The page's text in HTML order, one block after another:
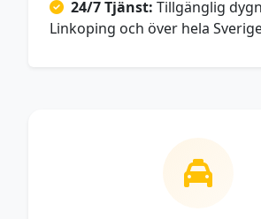
24/7 Tjänst: Tillgänglig
Linkoping och över hela